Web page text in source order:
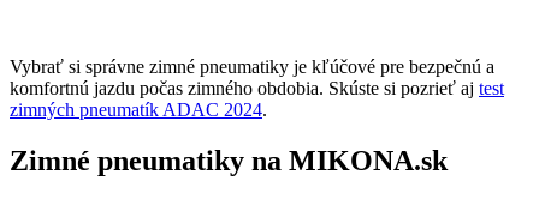
Vybrať si správne zimné pneumatiky je kľúčové pre bezpečnú a
komfortnú jazdu počas zimného obdobia. Skúste si pozrieť aj test
zimných pneumatík ADAC 2024.
Zimné pneumatiky na MIKONA.sk